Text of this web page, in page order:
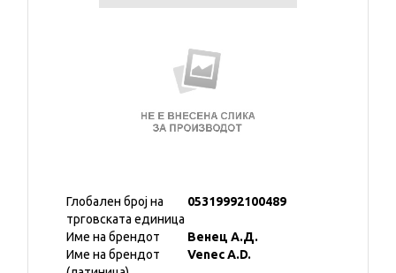
Глобален број на
трговската единица
05319992100489
Име на брендот
Венец А.Д.
Име на брендот
Venec A.D.